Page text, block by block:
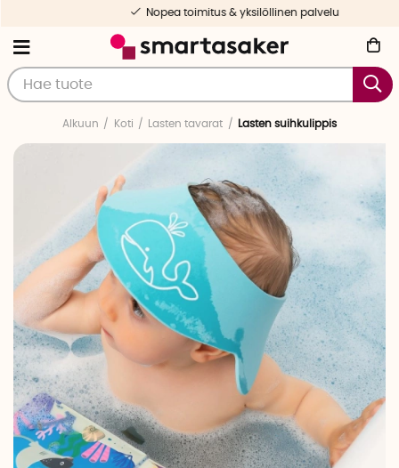
Nopea toimitus & yksilöllinen palvelu
Alkuun Koti Lasten tavarat Lasten suihkulippis